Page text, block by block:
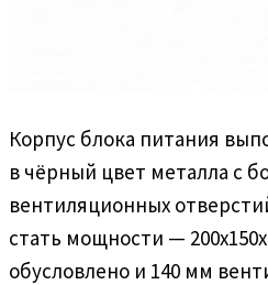
Корпус блока питания
в чёрный цвет металла с
вентиляционных
стать мощности —
обусловлено и 140 мм